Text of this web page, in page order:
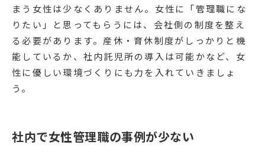
まう女性は少なくありません。女性に「管理職にな
りたい」と思ってもらうには、会社側の制度を整え
る必要があります。産休・育休制度がしっかりと機
能しているか、社内託児所の導入は可能かなど、女
性に優しい環境づくりにも力を入れていきましょ
う。
社内で女性管理職の事例が少ない